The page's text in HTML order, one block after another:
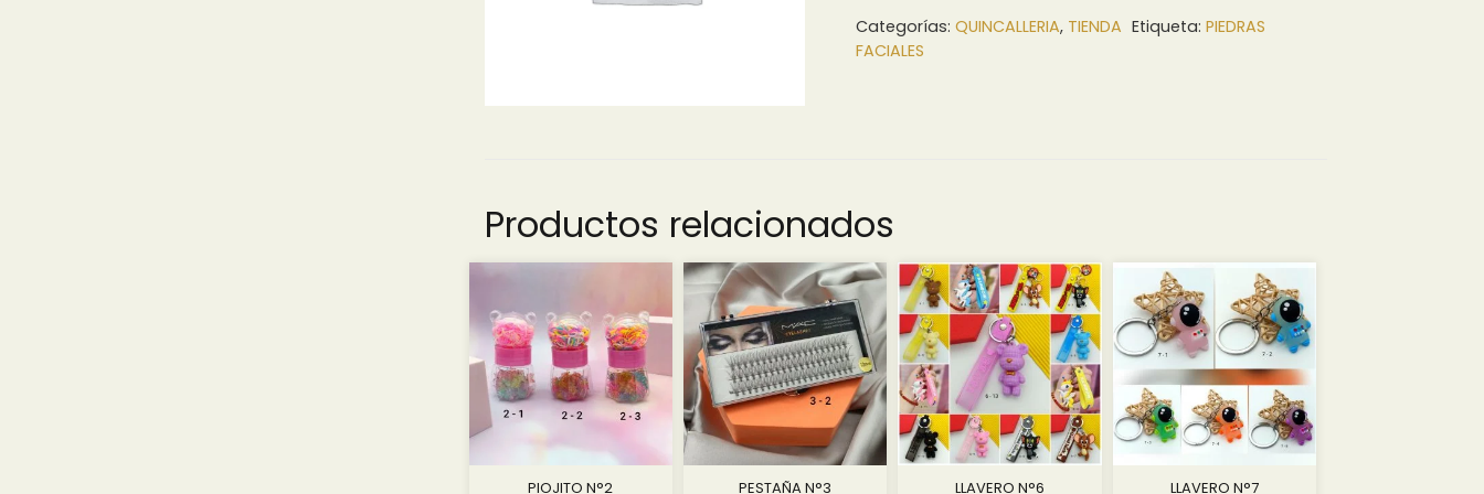
1.00 $.0.42 $.
Categorías: QUINCALLERIA, TIENDA Etiqueta: PIEDRAS
FACIALES
Productos relacionados
PIOJITO N°2 PESTAÑA N°3 LLAVERO N°6 LLAVERO N°7